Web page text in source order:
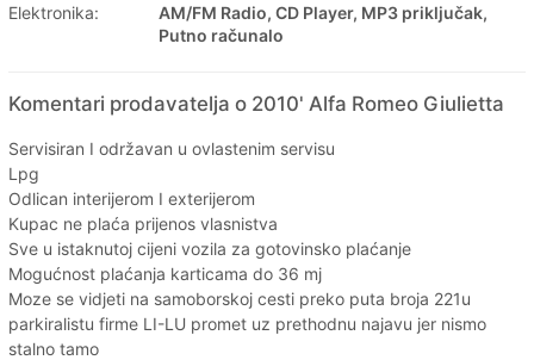
Elektronika:
AM/FM Radio, CD Player, MP3 priključak,
Putno računalo
Komentari prodavatelja o 2010' Alfa Romeo Giulietta
Servisiran I održavan u ovlastenim servisu
Lpg
Odlican interijerom I exterijerom
Kupac ne plaća prijenos vlasnistva
Sve u istaknutoj cijeni vozila za gotovinsko plaćanje
Mogućnost plaćanja karticama do 36 mj
Moze se vidjeti na samoborskoj cesti preko puta broja 221u
parkiralistu firme LI-LU promet uz prethodnu najavu jer nismo
stalno tamo